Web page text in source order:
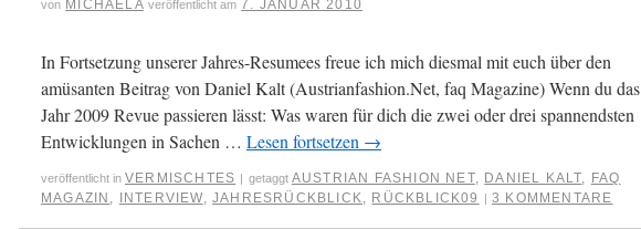
von MICHAELA veröffentlicht am 7. JANUAR 2010
In Fortsetzung unserer Jahres-Resumees freue ich mich diesmal mit euch über den
amüsanten Beitrag von Daniel Kalt (Austrianfashion.Net, faq Magazine) Wenn du das
Jahr 2009 Revue passieren lässt: Was waren für dich die zwei oder drei spannendsten
Entwicklungen in Sachen … Lesen fortsetzen →
veröffentlicht in VERMISCHTES | getaggt AUSTRIAN FASHION NET, DANIEL KALT, FAQ
MAGAZIN , INTERVIEW,JAHRESRÜCKBLICK, RÜCKBLICK09 | 3 KOMMENTARE